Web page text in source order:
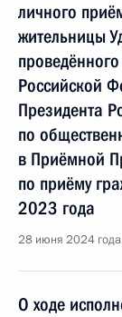
личного
жительницы
Российской
Президента
по
в Приёмной
по приёму
2023 года
28 июня 2024
О ходе